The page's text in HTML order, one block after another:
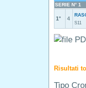
SERIE N° 1
1° 4
S11
Risultati
Tipo